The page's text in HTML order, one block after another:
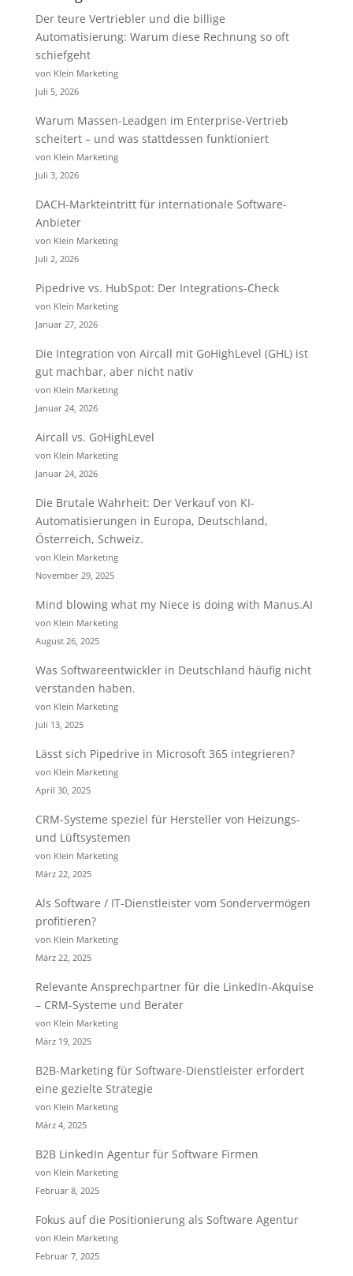
Der teure Vertriebler und die billige
Automatisierung: Warum diese Rechnung so oft
schiefgeht
von Klein Marketing
Juli 5, 2026
Warum Massen-Leadgen im Enterprise-Vertrieb
scheitert – und was stattdessen funktioniert
von Klein Marketing
Juli 3, 2026
DACH-Markteintritt für internationale Software-
Anbieter
von Klein Marketing
Juli 2, 2026
Pipedrive vs. HubSpot: Der Integrations-Check
von Klein Marketing
Januar 27, 2026
Die Integration von Aircall mit GoHighLevel (GHL) ist
gut machbar, aber nicht nativ
von Klein Marketing
Januar 24, 2026
Aircall vs. GoHighLevel
von Klein Marketing
Januar 24, 2026
Die Brutale Wahrheit: Der Verkauf von KI-
Automatisierungen in Europa, Deutschland,
Österreich, Schweiz.
von Klein Marketing
November 29, 2025
Mind blowing what my Niece is doing with Manus.AI
von Klein Marketing
August 26, 2025
Was Softwareentwickler in Deutschland häufig nicht
verstanden haben.
von Klein Marketing
Juli 13, 2025
Lässt sich Pipedrive in Microsoft 365 integrieren?
von Klein Marketing
April 30, 2025
CRM-Systeme speziel für Hersteller von Heizungs-
und Lüftsystemen
von Klein Marketing
März 22, 2025
Als Software / IT-Dienstleister vom Sondervermögen
profitieren?
von Klein Marketing
März 22, 2025
Relevante Ansprechpartner für die LinkedIn-Akquise
– CRM-Systeme und Berater
von Klein Marketing
März 19, 2025
B2B-Marketing für Software-Dienstleister erfordert
eine gezielte Strategie
von Klein Marketing
März 4, 2025
B2B LinkedIn Agentur für Software Firmen
von Klein Marketing
Februar 8, 2025
Fokus auf die Positionierung als Software Agentur
von Klein Marketing
Februar 7, 2025